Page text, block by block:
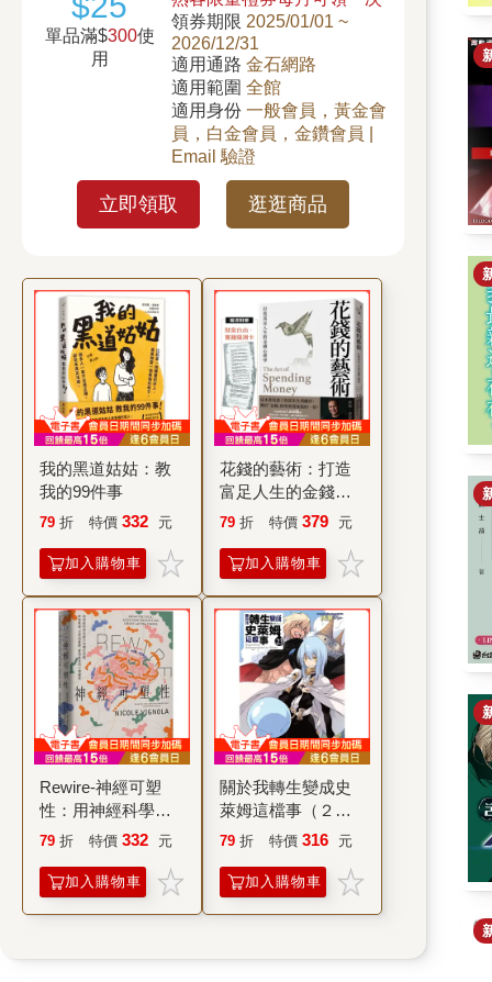
單品滿$300使
用
領券期限 2025/01/01 ~
2026/12/31
適用通路金石網路
適用範圍全館
適用身份一般會員，黃金會
員，白金會員，金鑽會員 |
Email 驗證
立即領取 逛逛商品
我的黑道姑姑：教
我的99件事
79 折 特價 332 元
加入購物車
花錢的藝術：打造
富足人生的金錢心
理學【附贈財富自
79 折 特價 379 元
加入購物車
Rewire-神經可塑
性：用神經科學突
破行為模式迴圈，
憂鬱，實現最佳的
心理健康
79 折 特價 332 元
加入購物車
關於我轉生變成史
萊姆這檔事（２
３）完
79 折 特價 316 元
加入購物車